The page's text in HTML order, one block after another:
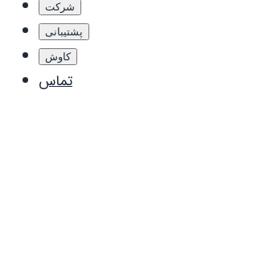
شرکت
پشتیبانی
کاوش
تماس